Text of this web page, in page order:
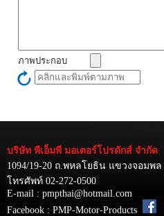
ภาพประกอบ
บริษัท พีเอ็มพี มอเตอร์โปรดักส์ จำกัด
1094/19-20 ถ.พหลโยธิน แขวงจอมพ
โทรศัพท์ 02-272-0500
E-mail : pmpthai@hotmail.com
Facebook : PMP-Motor-Products